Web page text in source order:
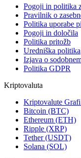
Pogoji in politika
Pravilnik o
Politika uporabe
Pogoji in določila
Politika pritožb
Uredniška politika
Izjava o
Politika GDPR
Kriptovaluta
Kriptovalute
Bitcoin (BTC)
Ethereum (ETH)
Ripple (XRP)
Tether (USDT)
Solana (SOL)